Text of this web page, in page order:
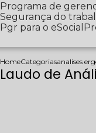
Programa de
Segurança do
Pgr para o eSocial
HomeCategoriasanalises
Laudo de